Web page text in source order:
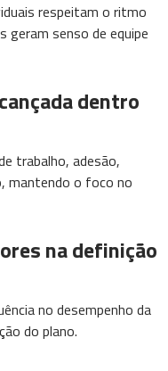
respeitam o ritmo
geram senso de equipe
dentro
trabalho, adesão,
mantendo o foco no
na definição
no desempenho da
do plano.